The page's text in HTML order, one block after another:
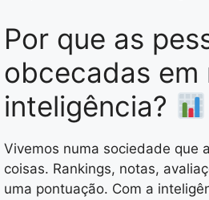
Por que as
obcecadas em
inteligência?
Vivemos numa sociedade que
coisas. Rankings, notas,
uma pontuação. Com a